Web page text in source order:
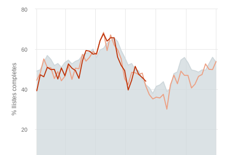
% llistes completes
20
40
60
80